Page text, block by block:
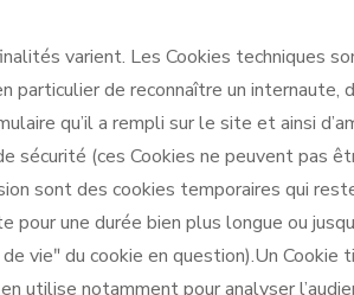
varient. Les Cookies techniques
particulier de reconnaître un
qu’il a rempli sur le site et ainsi
(ces Cookies ne peuvent pas
sont des cookies temporaires qui
pour une durée bien plus longue ou
vieʺ du cookie en question).Un
utilise notamment pour analyser